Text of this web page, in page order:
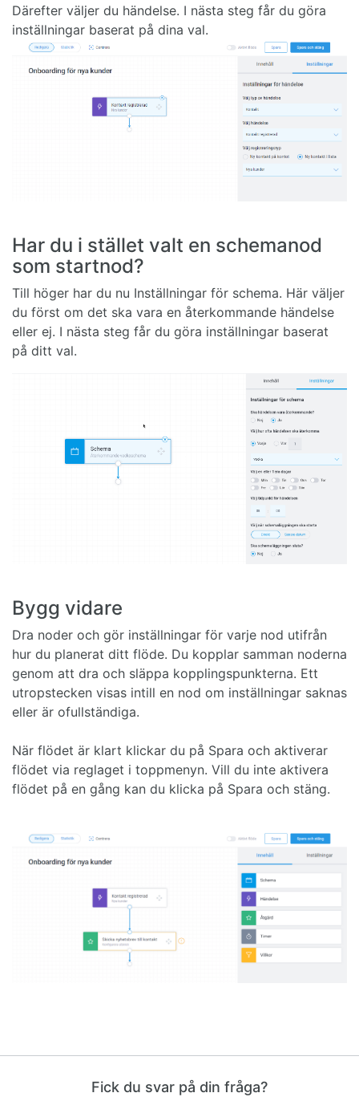
Därefter väljer du händelse. I nästa steg får du göra
inställningar baserat på dina val.
Har du i stället valt en schemanod
som startnod?
Till höger har du nu Inställningar för schema. Här väljer
du först om det ska vara en återkommande händelse
eller ej. I nästa steg får du göra inställningar baserat
på ditt val.
Bygg vidare
Dra noder och gör inställningar för varje nod utifrån
hur du planerat ditt flöde. Du kopplar samman noderna
genom att dra och släppa kopplingspunkterna. Ett
utropstecken visas intill en nod om inställningar saknas
eller är ofullständiga.
När flödet är klart klickar du på Spara och aktiverar
flödet via reglaget i toppmenyn. Vill du inte aktivera
flödet på en gång kan du klicka på Spara och stäng.
Fick du svar på din fråga?